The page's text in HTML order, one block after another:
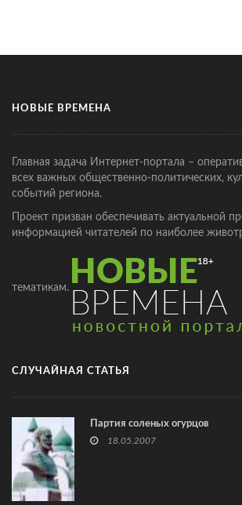
НОВЫЕ ВРЕМЕНА
Главная задача Интернет-портала –
всех важных общественно-политических,
событий региона.
Проект призван обеспечивать актуальной
информацией читателей по наиболее
тематикам.
СЛУЧАЙНАЯ СТАТЬЯ
Партия соленых огурцов
18.05.2007